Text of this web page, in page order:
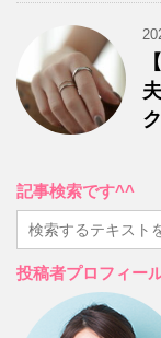
記事検索です^^
投稿者プロフィー